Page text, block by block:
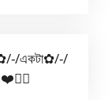
একটা✿/-/